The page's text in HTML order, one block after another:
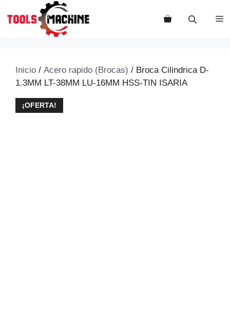
Inicio / Acero rapido (Brocas) / Broca Cilindrica D-
1.3MM LT-38MM LU-16MM HSS-TIN ISARIA
¡OFERTA!